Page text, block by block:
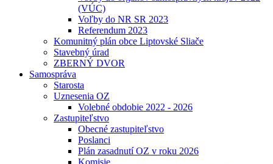
(VÚC)
Voľby do NR SR 2023
Referendum 2023
Komunitný plán obce Liptovské Sliače
Stavebný úrad
ZBERNÝ DVOR
Samospráva
Starosta
Uznesenia OZ
Volebné obdobie 2022 - 2026
Zastupiteľstvo
Obecné zastupiteľstvo
Poslanci
Plán zasadnutí OZ v roku 2026
Komisie